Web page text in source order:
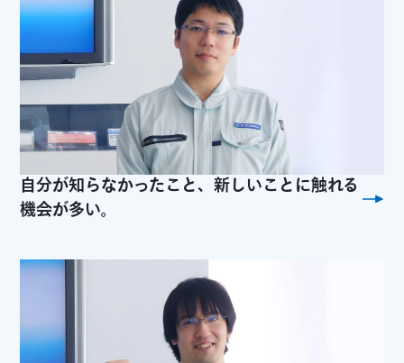
自分が知らなかったこと、新しいことに触れる
機会が多い。